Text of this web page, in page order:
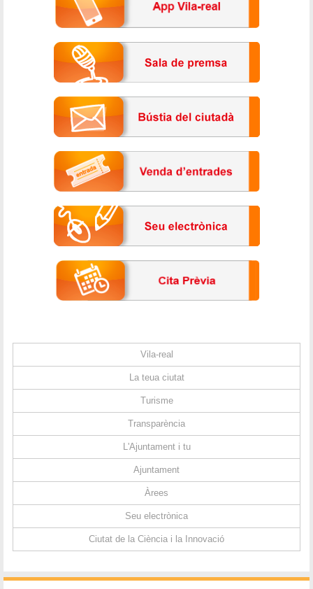
Vila-real
La teua ciutat
Turisme
Transparència
L'Ajuntament i tu
Ajuntament
Àrees
Seu electrònica
Ciutat de la Ciència i la Innovació